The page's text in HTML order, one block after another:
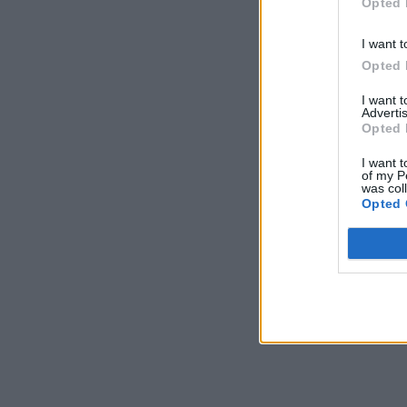
I want
Opted
I want
Opted
I want
of my
was
Opted